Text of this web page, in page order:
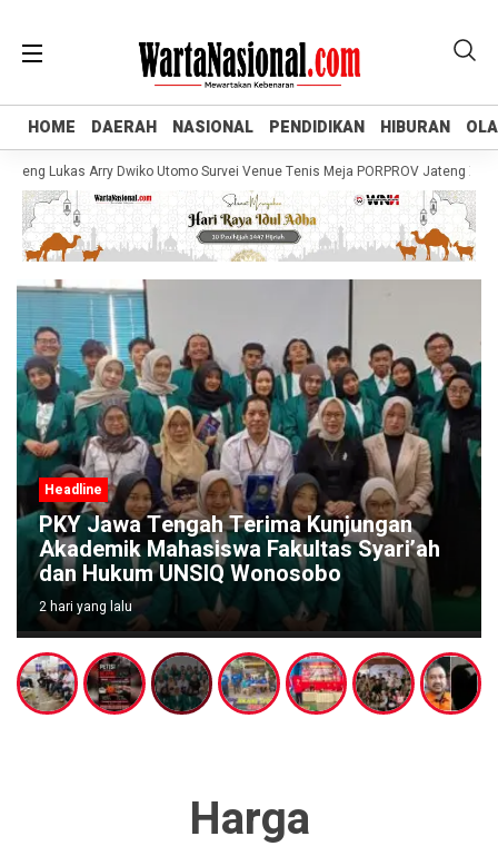
HOME DAERAH NASIONAL PENDIDIKAN HIBURAN
HOME DAERAH NASIONAL PENDIDIKAN HIBURAN
Lukas Arry Dwiko Utomo Survei Venue Tenis Meja PORPROV Jateng XVII
Headline
PKY Jawa Tengah Terima Kunjungan
Akademik Mahasiswa Fakultas Syari’ah
dan Hukum UNSIQ Wonosobo
2 hari yang lalu
Harga